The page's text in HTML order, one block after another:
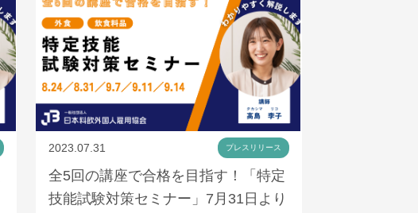
2023.07.31 プレスリリース
全5回の講座で合格を目指す！「特定
技能試験対策セミナー」7月31日より